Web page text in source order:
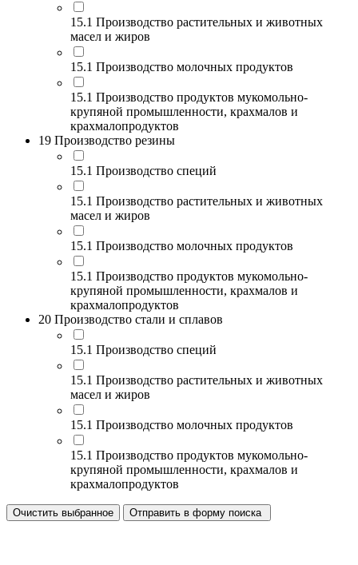
15.1 Производство растительных и животных
масел и жиров
15.1 Производство молочных продуктов
15.1 Производство продуктов мукомольно-
крупяной промышленности, крахмалов и
крахмалопродуктов
19 Производство резины
15.1 Производство специй
15.1 Производство растительных и животных
масел и жиров
15.1 Производство молочных продуктов
15.1 Производство продуктов мукомольно-
крупяной промышленности, крахмалов и
крахмалопродуктов
20 Производство стали и сплавов
15.1 Производство специй
15.1 Производство растительных и животных
масел и жиров
15.1 Производство молочных продуктов
15.1 Производство продуктов мукомольно-
крупяной промышленности, крахмалов и
крахмалопродуктов